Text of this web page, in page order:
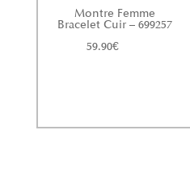
Montre Femme
Bracelet Cuir – 699257
59.90€